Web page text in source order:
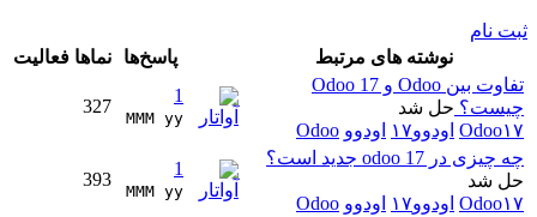
ثبت نام
نوشته های مرتبط
پاسخ‌ها نماها فعالیت
تفاوت بین Odoo و Odoo 17
چیست؟ حل شد
Odoo۱۷ اودوو۱۷ اودوو Odoo
1
MMM yy
327
چه چیزی در odoo 17 جدید است؟
حل شد
Odoo۱۷ اودوو۱۷ اودوو Odoo
1
MMM yy
393